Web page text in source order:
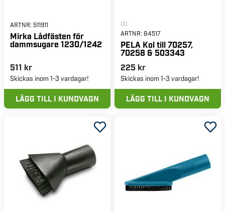
ARTNR: 511911
Mirka Lådfästen för
dammsugare 1230/1242
511 kr
Skickas inom 1-3 vardagar!
LÄGG TILL I KUNDVAGN
(1)
ARTNR: 84517
PELA Kol till 70257,
70258 & 503343
225 kr
Skickas inom 1-3 vardagar!
LÄGG TILL I KUNDVAGN